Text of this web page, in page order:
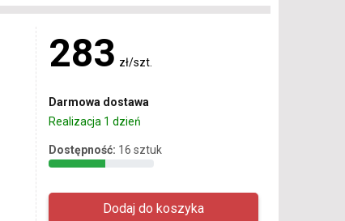
283 zł/szt.
Darmowa dostawa
Realizacja 1 dzień
Dostępność: 16 sztuk